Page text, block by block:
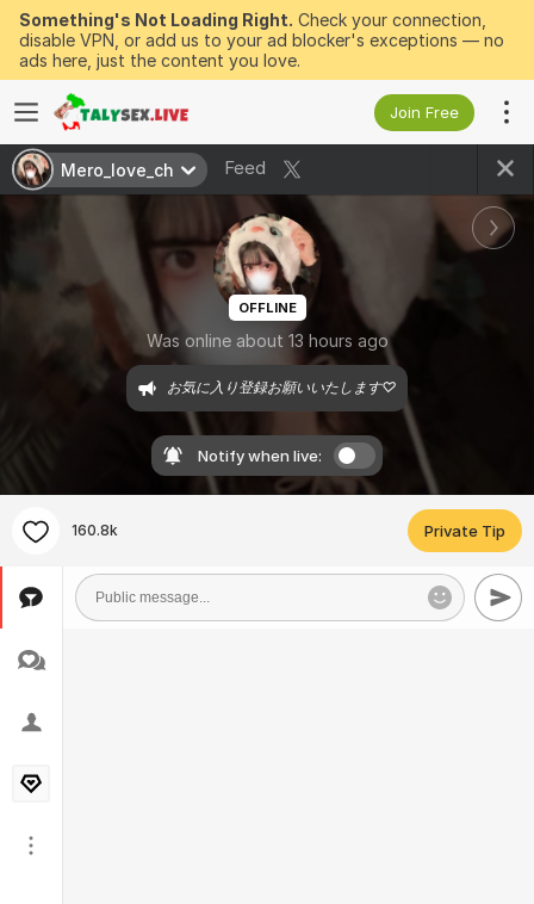
Something's Not Loading Right. Check your connection,
disable VPN, or add us to your ad blocker's exceptions — no
ads here, just the content you love.
Join Free
Mero_love_ch Feed
OFFLINE
Was online about 13 hours ago
お気に入り登録お願いいたします♡
Notify when live:
160.8k Private Tip